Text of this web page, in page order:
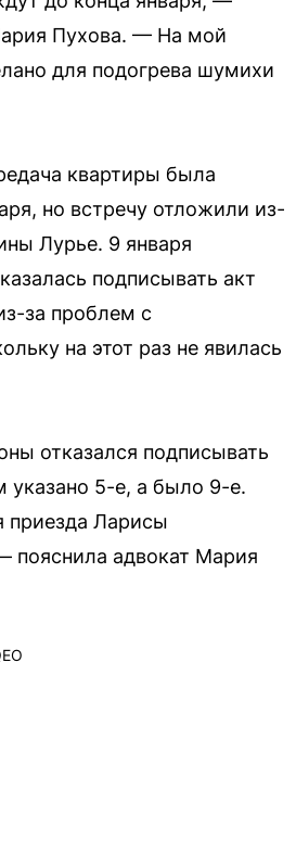
Пухова. — На мой
для подогрева шумихи
квартиры была
но встречу отложили из-
Лурье. 9 января
подписывать акт
за проблем с
на этот раз не явилась
отказался подписывать
указано 5-е, а было 9-е.
приезда Ларисы
пояснила адвокат Мария